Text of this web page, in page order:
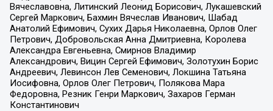
Вячеславовна, Литинский Леонид Борисович, Лукашевский
Сергей Маркович, Бахмин Вячеслав Иванович, Шабад
Анатолий Ефимович, Сухих Дарья Николаевна, Орлов Олег
Петрович, Добровольская Анна Дмитриевна, Королева
Александра Евгеньевна, Смирнов Владимир
Александрович, Вицин Сергей Ефимович, Золотухин Борис
Андреевич, Левинсон Лев Семенович, Локшина Татьяна
Иосифовна, Орлов Олег Петрович, Полякова Мара
Федоровна, Резник Генри Маркович, Захаров Герман
Константинович